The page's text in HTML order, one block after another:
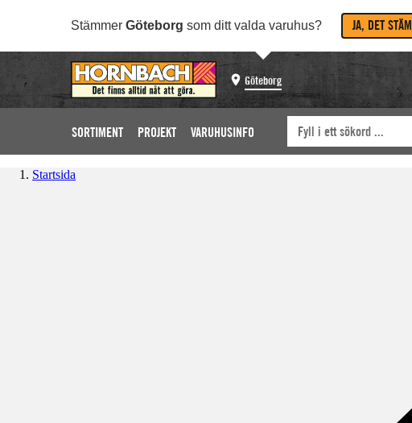
Stämmer Göteborg som ditt valda varuhus? JA, DET
Göteborg
SORTIMENT PROJEKT VARUHUSINFO
Startsida